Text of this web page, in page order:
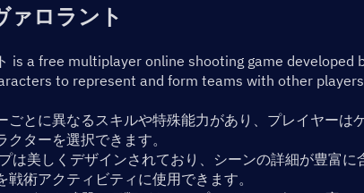
ァロラント
is a free multiplayer online shooting game developed
to represent and form teams with other
ごとに異なるスキルや特殊能力があり、プレイヤーは
クターを選択できます。
は美しくデザインされており、シーンの詳細が豊富
戦術アクティビティに使用できます。